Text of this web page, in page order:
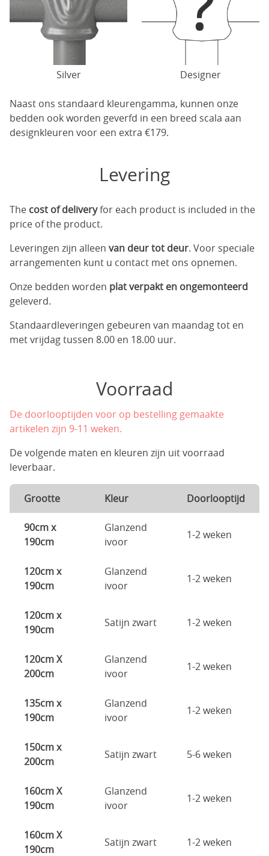
Silver Designer
Naast ons standaard kleurengamma, kunnen onze
bedden ook worden geverfd in een breed scala aan
designkleuren voor een extra €179.
Levering
The cost of deliveryfor each product is included in the
price of the product.
Leveringen zijn alleen van deur tot deur. Voor speciale
arrangementen kunt u contact met ons opnemen.
Onze bedden worden plat verpakt en ongemonteerd
geleverd.
Standaardleveringen gebeuren van maandag tot en
met vrijdag tussen 8.00 en 18.00 uur.
Voorraad
De doorlooptijden voor op bestelling gemaakte
artikelen zijn 9-11 weken.
De volgende maten en kleuren zijn uit voorraad
leverbaar.
Grootte Kleur Doorlooptijd
90cm x
190cm
Glanzend
ivoor
1-2 weken
120cm x
190cm
Glanzend
ivoor
1-2 weken
120cm x
190cm
Satijn zwart 1-2 weken
120cm X
200cm
Glanzend
ivoor
1-2 weken
135cm x
190cm
Glanzend
ivoor
1-2 weken
150cm x
200cm
Satijn zwart 5-6 weken
160cm X
190cm
Glanzend
ivoor
1-2 weken
160cm X
190cm
Satijn zwart 1-2 weken